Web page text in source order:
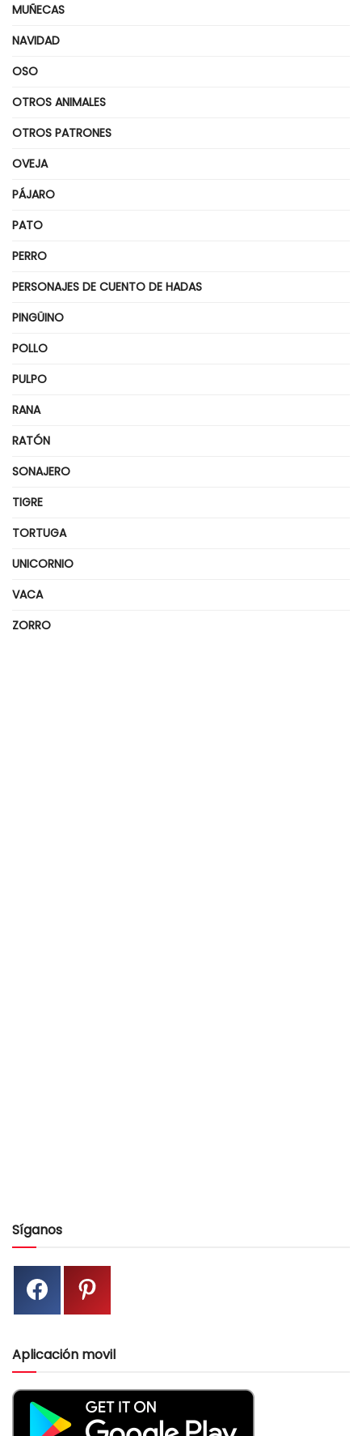
MUÑECAS
NAVIDAD
OSO
OTROS ANIMALES
OTROS PATRONES
OVEJA
PÁJARO
PATO
PERRO
PERSONAJES DE CUENTO DE HADAS
PINGÜINO
POLLO
PULPO
RANA
RATÓN
SONAJERO
TIGRE
TORTUGA
UNICORNIO
VACA
ZORRO
Síganos
Aplicación movil